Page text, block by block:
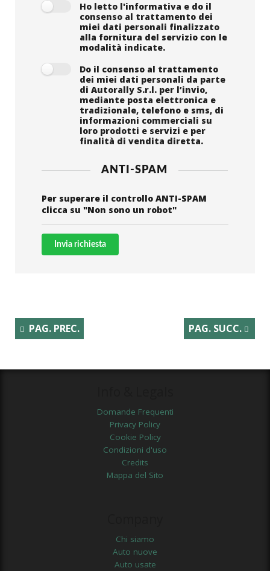
Ho letto l'informativa e do il
consenso al trattamento dei
miei dati personali finalizzato
alla fornitura del servizio con le
modalità indicate.
Do il consenso al trattamento
dei miei dati personali da parte
di Autorally S.r.l. per l’invio,
mediante posta elettronica e
tradizionale, telefono e sms, di
informazioni commerciali su
loro prodotti e servizi e per
finalità di vendita diretta.
ANTI-SPAM
Per superare il controllo ANTI-SPAM
clicca su "Non sono un robot"
Invia richiesta
PAG. PREC. PAG. SUCC.
Domande Frequenti
Privacy Policy
Cookie Policy
Condizioni d'uso
Credits
Mappa del Sito
Chi siamo
Auto nuove
Auto usate